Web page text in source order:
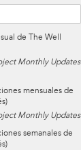
de The Well
Monthly Updates
mensuales de
Monthly Updates
semanales de